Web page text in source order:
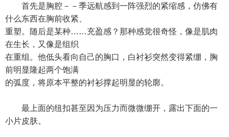
首先是胸腔－－季远航感到一阵强烈的紧缩感，仿佛有
什么东西在胸前收紧、
重塑。随后是某种……充盈感？那种感觉很奇怪，像是肌肉
在生长，又像是组织
在重组。他低头看向自己的胸口，白衬衫突然变得紧绷，胸
前明显隆起两个饱满
的弧度，将原本平整的衬衫撑起明显的轮廓。
最上面的纽扣甚至因为压力而微微绷开，露出下面的一
小片皮肤。